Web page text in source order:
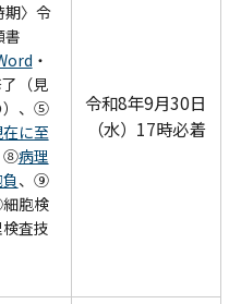
期〉令
書
・
（見
）、⑤
に至
⑧病理
、⑨
胞検
査技
令和8年9月30日
（水）17時必着